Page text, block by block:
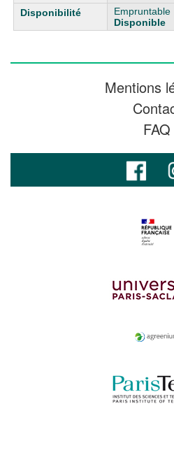
Empruntable
Disponible
Mentions
FAQ